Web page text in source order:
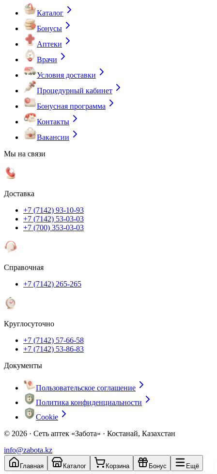
Каталог
Бонусы
Аптеки
Врачи
Условия доставки
Процедурный кабинет
Бонусная программа
Контакты
Вакансии
Мы на связи
Доставка
+7 (7142) 93-10-93
+7 (7142) 53-03-03
+7 (700) 353-03-03
Справочная
+7 (7142) 265-265
Круглосуточно
+7 (7142) 57-66-58
+7 (7142) 53-86-83
Документы
Пользовательское соглашение
Политика конфиденциальности
Cookie
© 2026 · Сеть аптек «Забота» · Костанай, Казахстан
info@zabota.kz
Главная Каталог Корзина Бонус Ещё